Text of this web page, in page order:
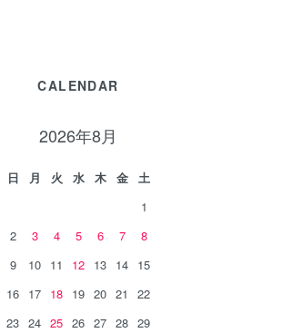
CALENDAR
2026年8月
日 月 火 水 木 金
土
1
2
3 4 5 6 7
8
9
10 11 12 13 14 15
16 17 18 19 20 21
22
23 24 25 26 27 28 29